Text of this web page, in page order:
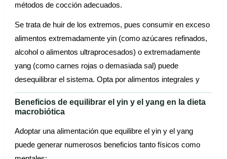
métodos de cocción adecuados.
Se trata de huir de los extremos, pues consumir en exceso
alimentos extremadamente yin (como azúcares refinados,
alcohol o alimentos ultraprocesados) o extremadamente
yang (como carnes rojas o demasiada sal) puede
desequilibrar el sistema. Opta por alimentos integrales y
Beneficios de equilibrar el yin y el yang en la dieta
macrobiótica
Adoptar una alimentación que equilibre el yin y el yang
puede generar numerosos beneficios tanto físicos como